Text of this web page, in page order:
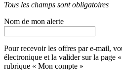
Tous les champs sont obligatoires
Nom de mon alerte
Pour recevoir les offres par e-mail,
électronique et la valider sur la page «
rubrique « Mon compte »